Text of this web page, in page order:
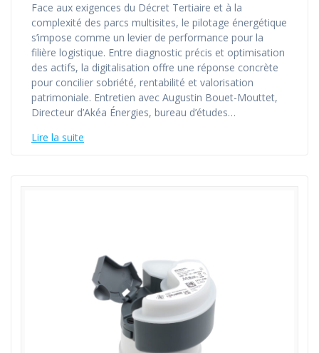
Face aux exigences du Décret Tertiaire et à la
complexité des parcs multisites, le pilotage énergétique
s’impose comme un levier de performance pour la
filière logistique. Entre diagnostic précis et optimisation
des actifs, la digitalisation offre une réponse concrète
pour concilier sobriété, rentabilité et valorisation
patrimoniale. Entretien avec Augustin Bouet-Mouttet,
Directeur d’Akéa Énergies, bureau d’études…
Lire la suite